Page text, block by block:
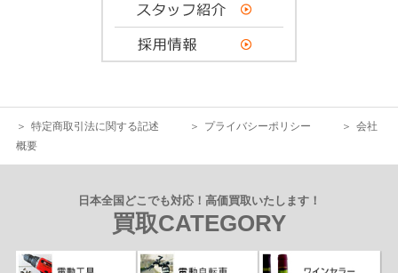
特定商取引法に関する記述 プライバシーポリシー
会社
概要
日本全国どこでも対応！高価買取いたします！
買取CATEGORY